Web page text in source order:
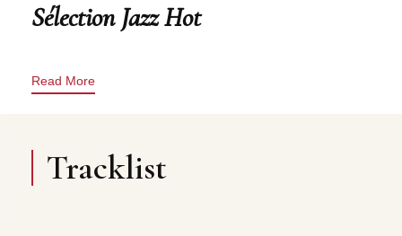
Sélection Jazz Hot
Read More
Tracklist